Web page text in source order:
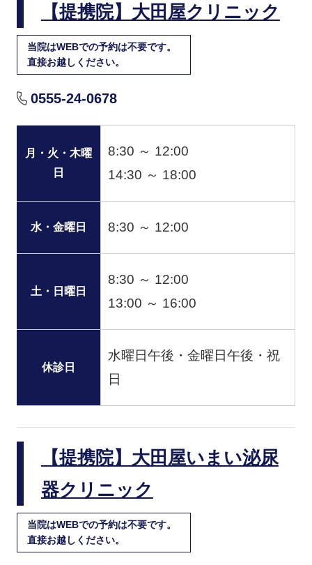
【提携院】大田屋クリニック
当院はWEBでの予約は不要です。
直接お越しください。
0555-24-0678
月・火・木曜
日
8:30 ～ 12:00
14:30 ～ 18:00
水・金曜日 8:30 ～ 12:00
土・日曜日
8:30 ～ 12:00
13:00 ～ 16:00
休診日
水曜日午後・金曜日午後・祝
日
【提携院】大田屋いまい泌尿
器クリニック
当院はWEBでの予約は不要です。
直接お越しください。